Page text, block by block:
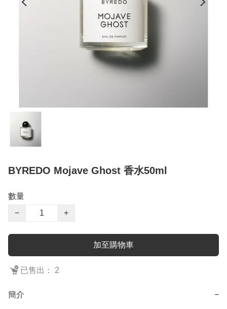
BYREDO Mojave Ghost 香水50ml
數量
−
+
加至購物車
已售出： 2
簡介 −